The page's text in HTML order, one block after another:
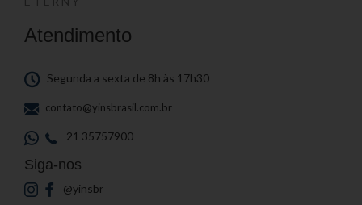
Atendimento
Segunda a sexta de 8h às 17h30
contato@yinsbrasil.com.br
21 35757900
Siga-nos
@yinsbr